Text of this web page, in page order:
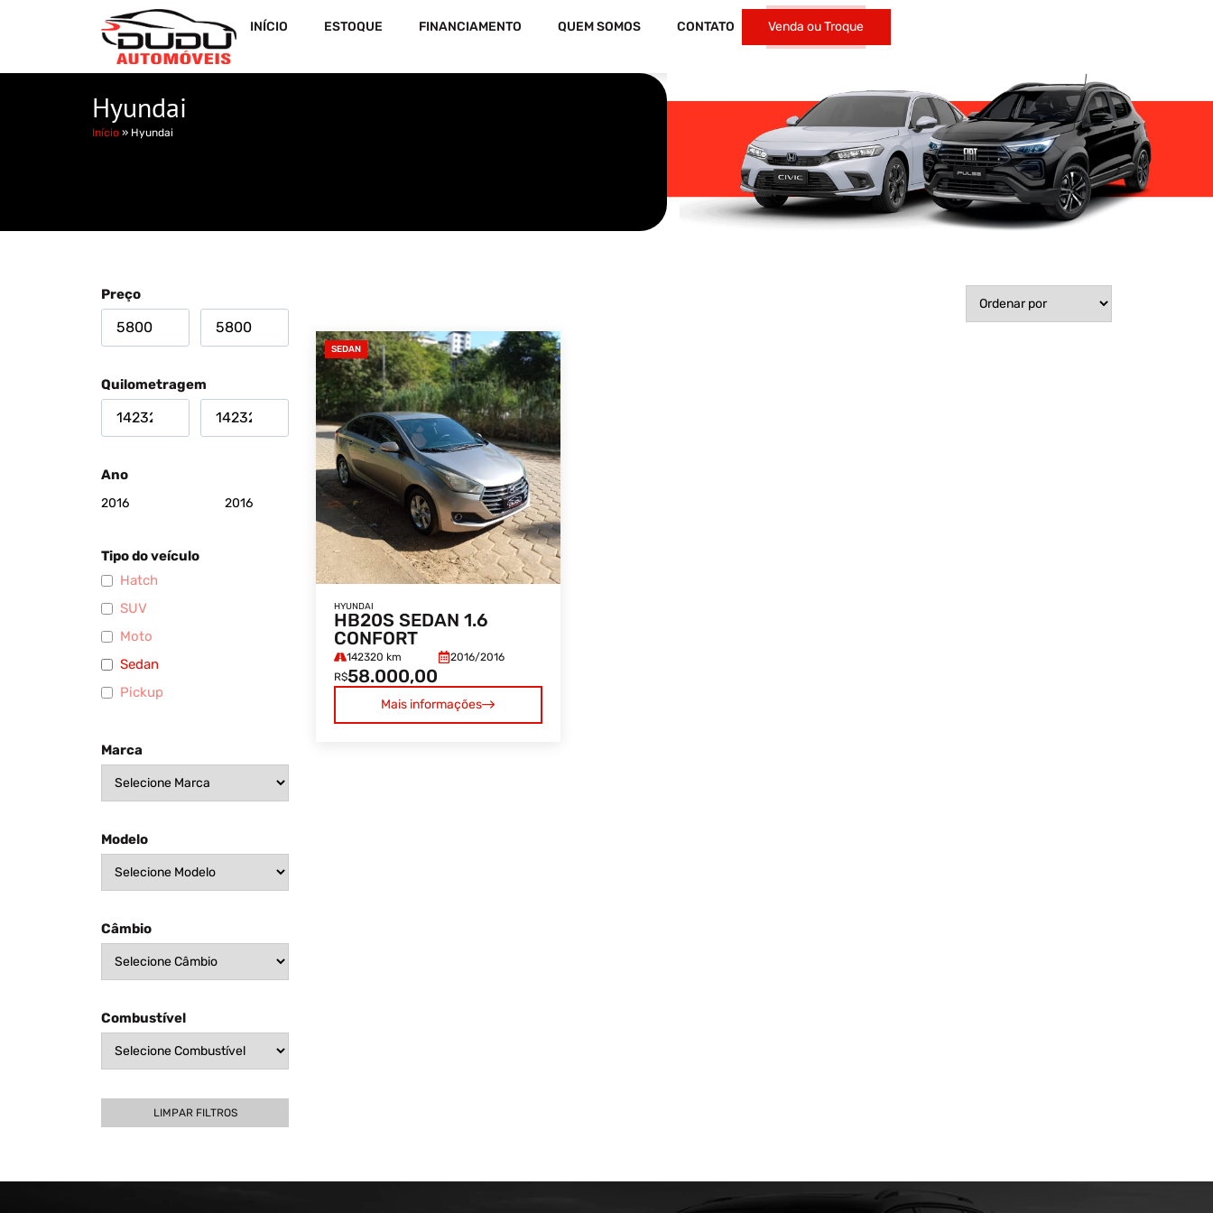
INÍCIO ESTOQUE FINANCIAMENTO QUEM SOMOS CONTATO Venda ou Troque
Hyundai
Início » Hyundai
Preço
Quilometragem
Ano
Tipo do veículo
Hatch
SUV
Moto
Sedan
Pickup
Marca
Modelo
Câmbio
Combustível
LIMPAR FILTROS
SEDAN
HYUNDAI
HB20S SEDAN 1.6
CONFORT
142320 km 2016/2016
R$58.000,00
Mais informações